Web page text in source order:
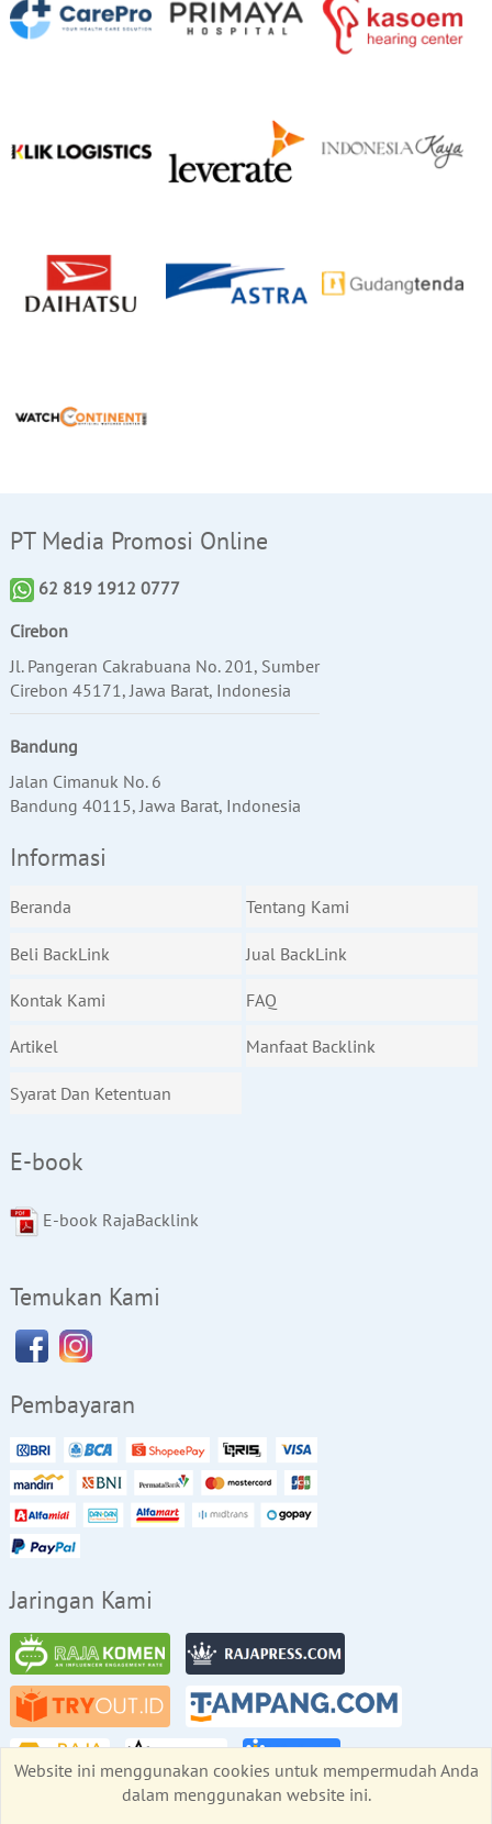
PT Media Promosi Online
62 819 1912 0777
Cirebon
Jl. Pangeran Cakrabuana No. 201, Sumber
Cirebon 45171, Jawa Barat, Indonesia
Bandung
Jalan Cimanuk No. 6
Bandung 40115, Jawa Barat, Indonesia
Informasi
Beranda Tentang Kami
Beli BackLink Jual BackLink
Kontak Kami FAQ
Artikel Manfaat Backlink
Syarat Dan Ketentuan
E-book
E-book RajaBacklink
Temukan Kami
Pembayaran
Jaringan Kami
Website ini menggunakan cookies untuk mempermudah Anda
dalam menggunakan website ini.